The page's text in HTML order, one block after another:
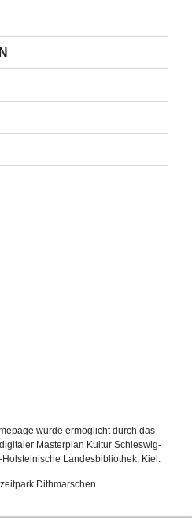
wurde ermöglicht durch das
Masterplan Kultur Schleswig-
Landesbibliothek, Kiel.
Dithmarschen